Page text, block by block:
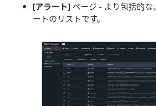
[アラート] ページ - より包括的な
ートのリストです。